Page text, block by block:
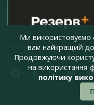
press@armyinform.com.ua
Ми використовуємо
вам найкращий
Продовжуючи
на використання
політику